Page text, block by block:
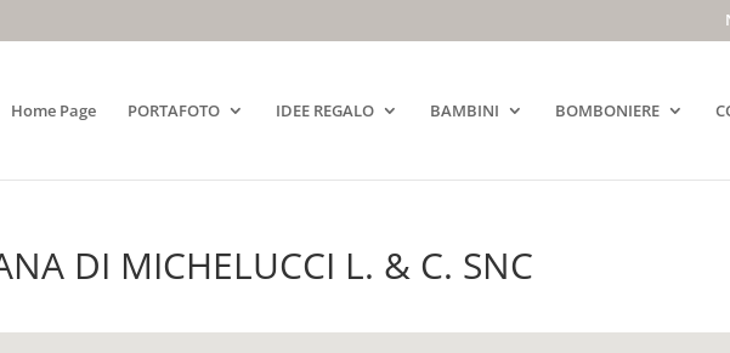
Home Page PORTAFOTO IDEE REGALO BAMBINI BOMBONIERE
DI MICHELUCCI L. & C. SNC